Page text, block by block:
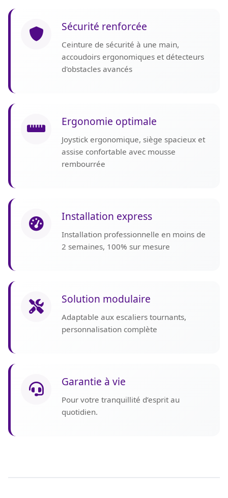
Sécurité renforcée
Ceinture de sécurité à une main,
accoudoirs ergonomiques et détecteurs
d'obstacles avancés
Ergonomie optimale
Joystick ergonomique, siège spacieux et
assise confortable avec mousse
rembourrée
Installation express
Installation professionnelle en moins de
2 semaines, 100% sur mesure
Solution modulaire
Adaptable aux escaliers tournants,
personnalisation complète
Garantie à vie
Pour votre tranquillité d’esprit au
quotidien.